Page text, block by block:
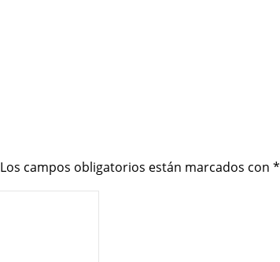
Los campos obligatorios están marcados con *